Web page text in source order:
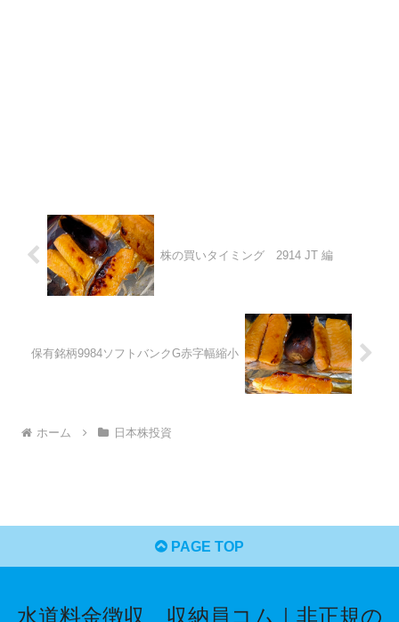
株の買いタイミング 2914 JT 編
保有銘柄9984ソフトバンクG赤字幅縮小
ホーム 日本株投資
PAGE TOP